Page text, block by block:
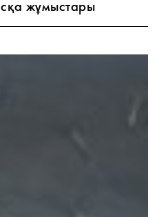
жұмыстары